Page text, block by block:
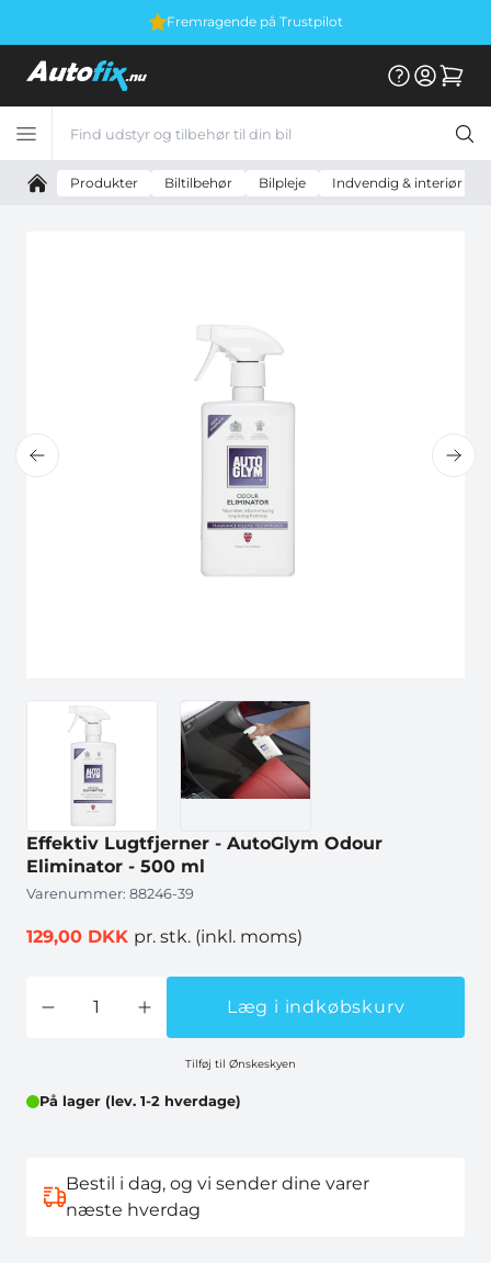
Fremragende på Trustpilot
Produkter Biltilbehør Bilpleje Indvendig & interiør
Effektiv Lugtfjerner - AutoGlym Odour
Eliminator - 500 ml
Varenummer: 88246-39
129,00 DKK pr. stk. (inkl. moms)
Læg i indkøbskurv
Tilføj til Ønskeskyen
På lager (lev. 1-2 hverdage)
Bestil i dag, og vi sender dine varer
næste hverdag